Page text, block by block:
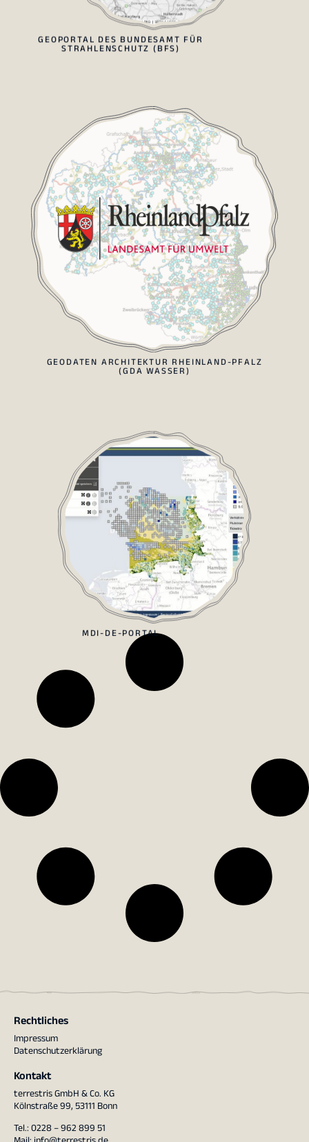
GEOPORTAL DES BUNDESAMT FÜR
STRAHLENSCHUTZ (BFS)
GEODATEN ARCHITEKTUR RHEINLAND-PFALZ
(GDA WASSER)
MDI-DE-PORTAL
Rechtliches
Impressum
Datenschutzerklärung
Kontakt
terrestris GmbH & Co. KG
Kölnstraße 99, 53111 Bonn
Tel.: 0228 – 962 899 51